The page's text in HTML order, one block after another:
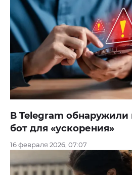
В Telegram
бот для «ускорения»
16 февраля 2026, 07:07